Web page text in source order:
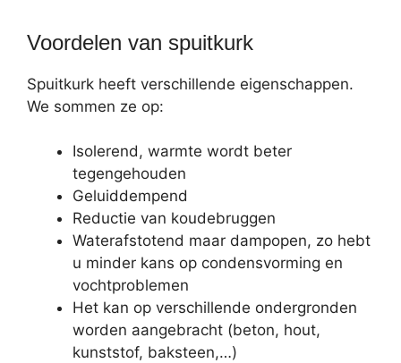
Voordelen van spuitkurk
Spuitkurk heeft verschillende eigenschappen.
We sommen ze op:
Isolerend, warmte wordt beter
tegengehouden
Geluiddempend
Reductie van koudebruggen
Waterafstotend maar dampopen, zo hebt
u minder kans op condensvorming en
vochtproblemen
Het kan op verschillende ondergronden
worden aangebracht (beton, hout,
kunststof, baksteen,…)